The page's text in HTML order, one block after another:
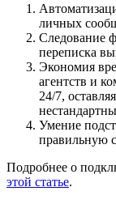
личных
Следование
переписка
Экономия
агентств и
24/7,
Умение
правильную
Подробнее о
этой статье.